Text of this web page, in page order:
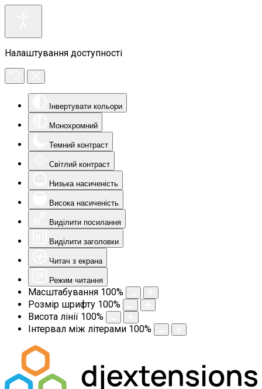
Налаштування доступності
Інвертувати кольори
Монохромний
Темний контраст
Світлий контраст
Низька насиченість
Висока насиченість
Виділити посилання
Виділити заголовки
Читач з екрана
Режим читання
Масштабування 100%
Розмір шрифту 100%
Висота лінії 100%
Інтервал між літерами 100%